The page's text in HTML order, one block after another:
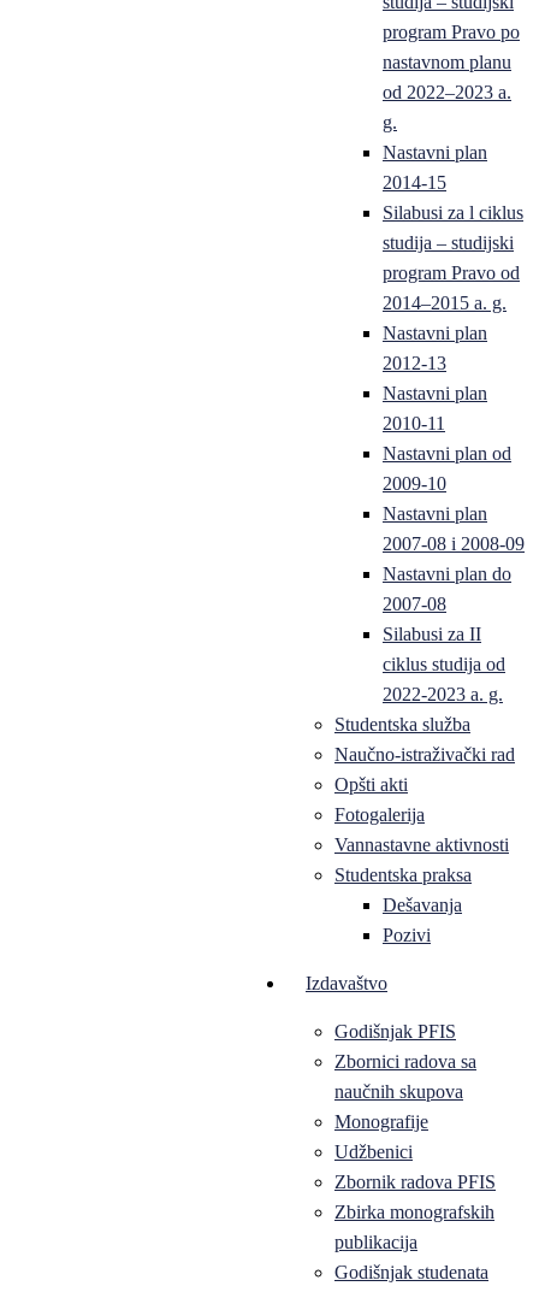
program Pravo po
nastavnom planu
od 2022–2023 a.
g.
Nastavni plan
2014-15
Silabusi za l ciklus
studija – studijski
program Pravo od
2014–2015 a. g.
Nastavni plan
2012-13
Nastavni plan
2010-11
Nastavni plan od
2009-10
Nastavni plan
2007-08 i 2008-09
Nastavni plan do
2007-08
Silabusi za II
ciklus studija od
2022-2023 a. g.
Studentska služba
Naučno-istraživački rad
Opšti akti
Fotogalerija
Vannastavne aktivnosti
Studentska praksa
Dešavanja
Pozivi
Izdavaštvo
Godišnjak PFIS
Zbornici radova sa
naučnih skupova
Monografije
Udžbenici
Zbornik radova PFIS
Zbirka monografskih
publikacija
Godišnjak studenata